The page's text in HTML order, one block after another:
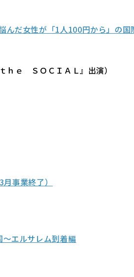
だ女性が「1人100円から」の国
ｔｈｅ ＳＯＣＩＡＬ』出演）
事業終了）
エルサレム到着編